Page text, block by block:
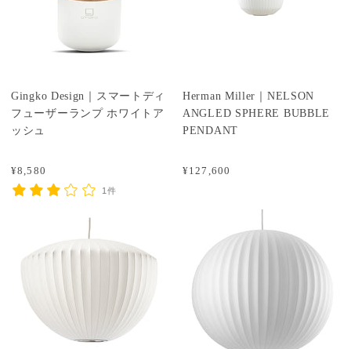
¥8,580
Gingko Design｜スマートディ
フューザーランプ ホワイトア
ッシュ
1件
¥127,600
Herman Miller｜NELSON
ANGLED SPHERE BUBBLE
PENDANT